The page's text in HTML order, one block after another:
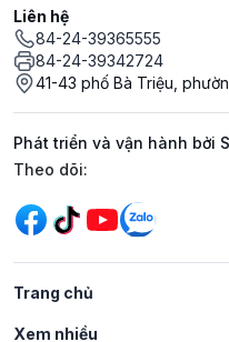
Liên hệ
84-24-39365555
84-24-39342724
41-43 phố Bà Triệu,
Phát triển và vận hành bởi
Mạng xã hội
Theo dõi:
Trang chủ
Xem nhiều